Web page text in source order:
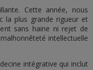
Cette année, nous
la plus grande rigueur et
sans haine ni rejet de
intellectuelle
intégrative qui inclut